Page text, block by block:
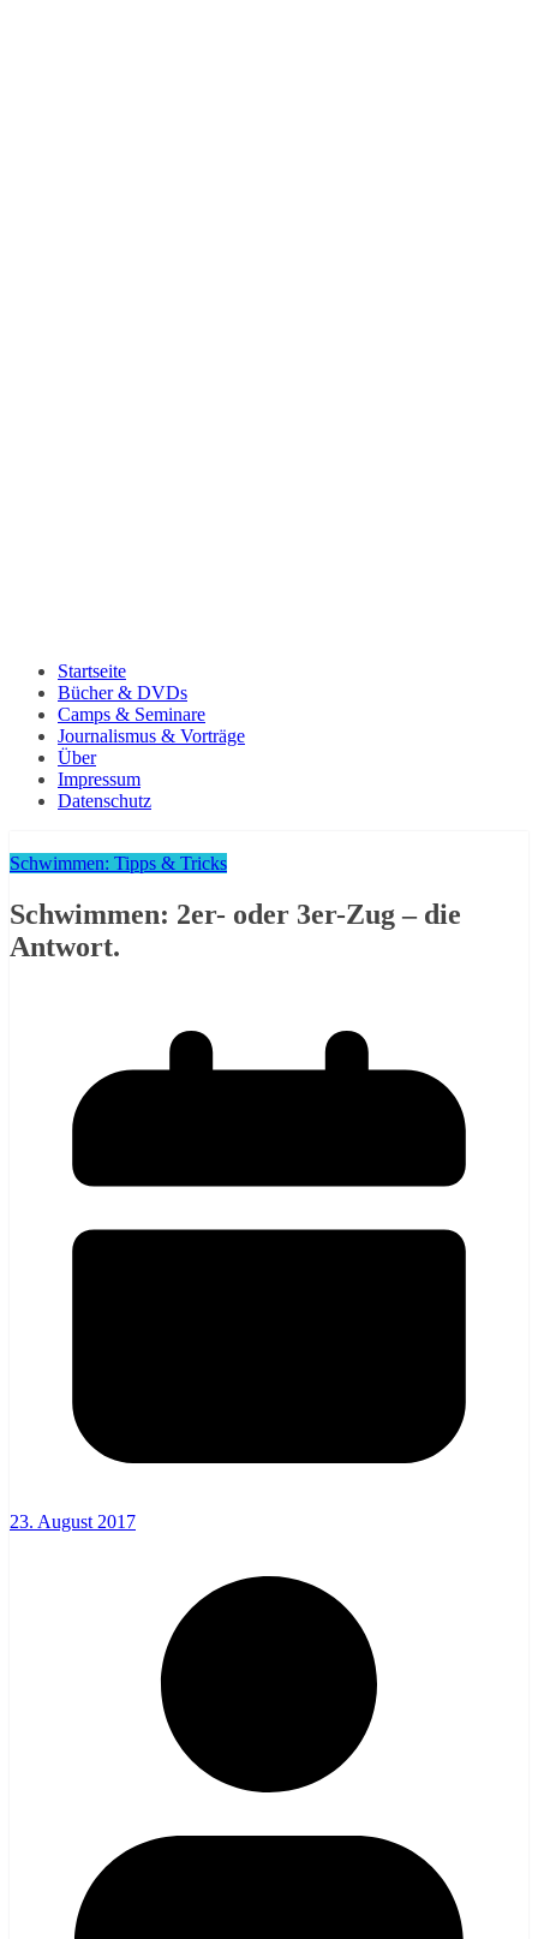
Startseite
Bücher & DVDs
Camps & Seminare
Journalismus & Vorträge
Über
Impressum
Datenschutz
Schwimmen: Tipps & Tricks
Schwimmen: 2er- oder 3er-Zug – die
Antwort.
23. August 2017